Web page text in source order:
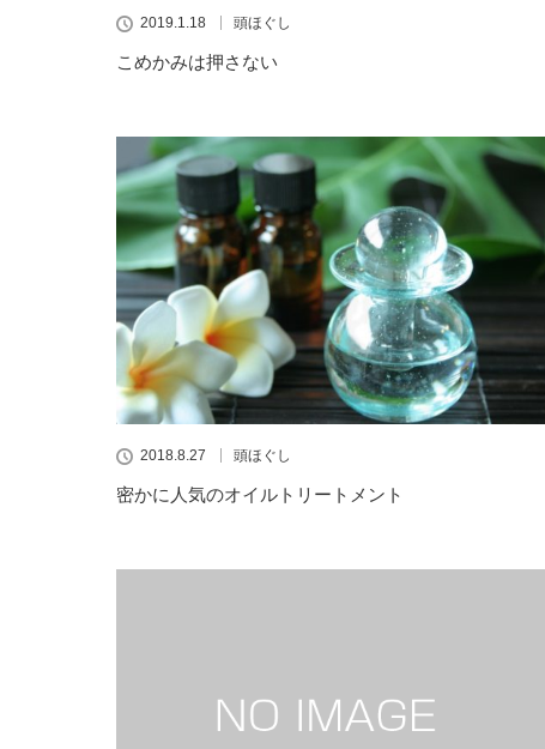
2019.1.18 頭ほぐし
こめかみは押さない
2018.8.27 頭ほぐし
密かに人気のオイルトリートメント